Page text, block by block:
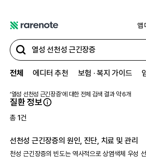
어
노
트
앱
전체 에디터 추천 보험 ∙ 복지 가이드
‘열성 선천성 근긴장증’에 대한 전체 검색 결과 약6개
질환 정보
총1건
선천성 근긴장증의 원인, 진단, 치료 및 관리
천성 근긴장증의 빈도는 역사적으로 상염색체 우성